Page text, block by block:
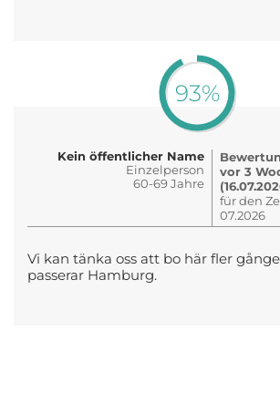
93%
Kein öffentlicher Name
Einzelperson
60-69 Jahre
vor 3
für den
07.2026
Vi kan tänka oss att bo här fler
passerar Hamburg.